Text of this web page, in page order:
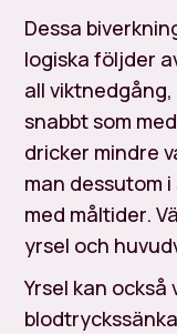
Dessa
logiska följder
all
snabbt som
dricker mindre
man dessutom
med måltider.
yrsel och
Yrsel kan